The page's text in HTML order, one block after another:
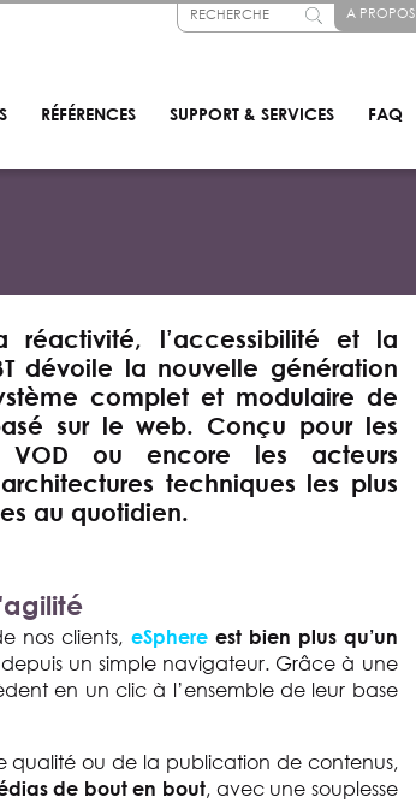
A PROPOS
RÉFÉRENCES SUPPORT & SERVICES FAQ
réactivité, l’accessibilité et la
dévoile la nouvelle génération
complet et modulaire de
sur le web. Conçu pour les
VOD ou encore les acteurs
techniques les plus
au quotidien.
nos clients, eSphereest bien plus qu’un
un simple navigateur. Grâce à une
en un clic à l’ensemble de leur base
qualité ou de la publication de contenus,
de bout en bout, avec une souplesse